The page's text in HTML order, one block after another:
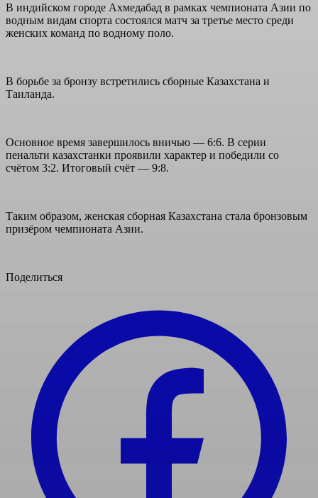
В индийском городе Ахмедабад в рамках чемпионата Азии по
водным видам спорта состоялся матч за третье место среди
женских команд по водному поло.
В борьбе за бронзу встретились сборные Казахстана и
Таиланда.
Основное время завершилось вничью — 6:6. В серии
пенальти казахстанки проявили характер и победили со
счётом 3:2. Итоговый счёт — 9:8.
Таким образом, женская сборная Казахстана стала бронзовым
призёром чемпионата Азии.
Поделиться